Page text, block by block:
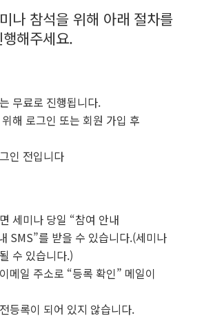
나 참석을 위해 아래 절차를
해주세요.
무료로 진행됩니다.
해 로그인 또는 회원 가입 후
인 전입니다
세미나 당일 “참여 안내
SMS”를 받을 수 있습니다.(세미나
수 있습니다.)
메일 주소로 “등록 확인” 메일이
등록이 되어 있지 않습니다.